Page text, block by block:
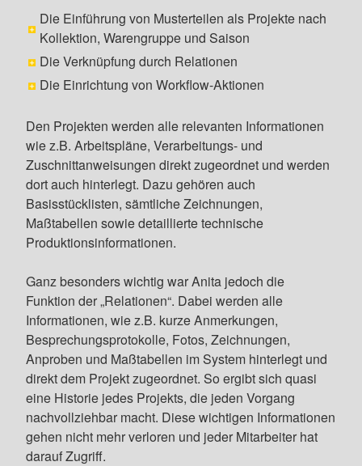
Die Einführung von Musterteilen als Projekte nach
Kollektion, Warengruppe und Saison
Die Verknüpfung durch Relationen
Die Einrichtung von Workflow-Aktionen
Den Projekten werden alle relevanten Informationen
wie z.B. Arbeitspläne, Verarbeitungs- und
Zuschnittanweisungen direkt zugeordnet und werden
dort auch hinterlegt. Dazu gehören auch
Basisstücklisten, sämtliche Zeichnungen,
Maßtabellen sowie detaillierte technische
Produktionsinformationen.
Ganz besonders wichtig war Anita jedoch die
Funktion der „Relationen“. Dabei werden alle
Informationen, wie z.B. kurze Anmerkungen,
Besprechungsprotokolle, Fotos, Zeichnungen,
Anproben und Maßtabellen im System hinterlegt und
direkt dem Projekt zugeordnet. So ergibt sich quasi
eine Historie jedes Projekts, die jeden Vorgang
nachvollziehbar macht. Diese wichtigen Informationen
gehen nicht mehr verloren und jeder Mitarbeiter hat
darauf Zugriff.